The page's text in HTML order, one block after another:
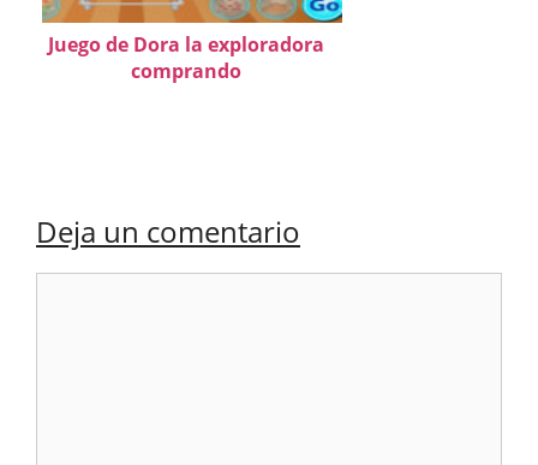
Juego de Dora la exploradora
comprando
Deja un comentario